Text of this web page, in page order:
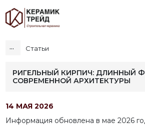
... Статьи
РИГЕЛЬНЫЙ КИРПИЧ: ДЛИННЫЙ
СОВРЕМЕННОЙ АРХИТЕКТУРЫ
14 МАЯ 2026
Информация обновлена в мае 2026